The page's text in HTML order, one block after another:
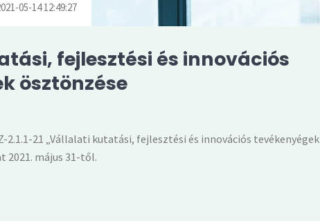
05-14 12:49:27
fejlesztési és innovációs
ösztönzése
2.1.1-21 „Vállalati kutatási, fejlesztési és innovációs tevékenyégek
2021. május 31-től.